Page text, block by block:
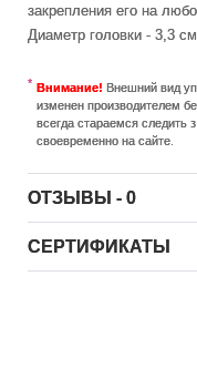
закрепления его на
Диаметр головки - 3,3 см.
Внимание! Внешний вид
изменен производителем
всегда стараемся следить
своевременно на сайте.
ОТЗЫВЫ - 0
СЕРТИФИКАТЫ